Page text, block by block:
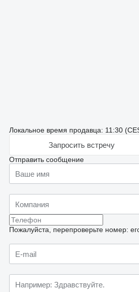
Локальное время продавца: 11:30
Запросить встречу
Отправить сообщение
Пожалуйста, перепроверьте номер: